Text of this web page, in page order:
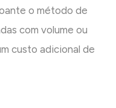
o método de
com volume ou
custo adicional de